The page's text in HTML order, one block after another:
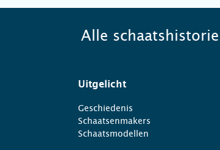
Alle
Uitgelicht
Geschiedenis
Schaatsenmakers
Schaatsmodellen